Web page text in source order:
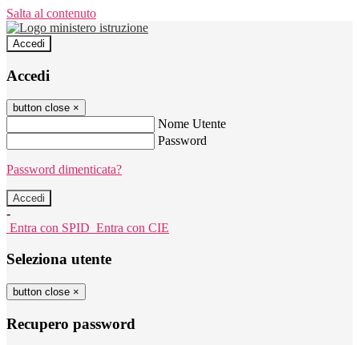
Salta al contenuto
Accedi
Accedi
button close ×
Nome Utente
Password
Password dimenticata?
-
Entra con SPID Entra con CIE
Seleziona utente
button close ×
Recupero password